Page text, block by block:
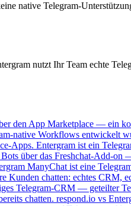
native Telegram-
nutzt Ihr Team echte
den App Marketplace — ein
native Workflows entwickelt
Apps. Entergram ist ein
über das Freshchat-Add-
ManyChat ist eine
chatten: echtes CRM,
Telegram-CRM — geteilter
chatten. respond.io vs